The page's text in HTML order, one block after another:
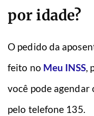
por idade?
O pedido da
feito no Meu INSS,
você pode
pelo telefone 135.